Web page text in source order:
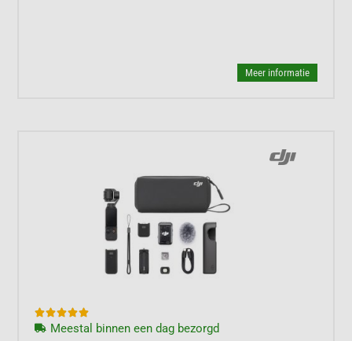
Meer informatie

Meestal binnen een dag bezorgd